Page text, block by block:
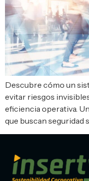
Descubre cómo un
evitar riesgos
eficiencia operativa.
que buscan seguridad